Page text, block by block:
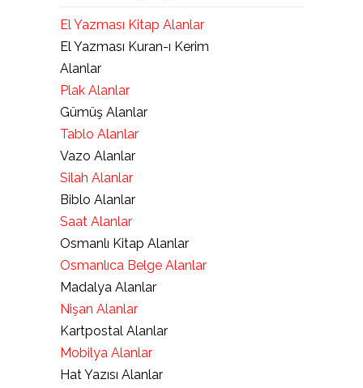
El Yazması Kitap Alanlar
El Yazması Kuran-ı Kerim
Alanlar
Plak Alanlar
Gümüş Alanlar
Tablo Alanlar
Vazo Alanlar
Silah Alanlar
Biblo Alanlar
Saat Alanlar
Osmanlı Kitap Alanlar
Osmanlıca Belge Alanlar
Madalya Alanlar
Nişan Alanlar
Kartpostal Alanlar
Mobilya Alanlar
Hat Yazısı Alanlar